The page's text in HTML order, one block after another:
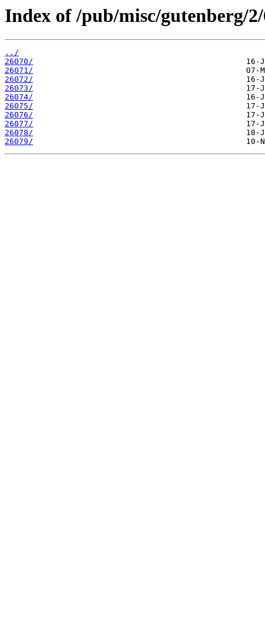
Index of /pub/misc/gutenberg/
../
26070/
26071/
26072/
26073/
26074/
26075/
26076/
26077/
26078/
26079/